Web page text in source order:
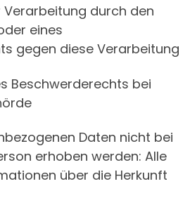
Verarbeitung durch den
eines
gegen diese Verarbeitung
Beschwerderechts bei
Daten nicht bei
erhoben werden: Alle
über die Herkunft